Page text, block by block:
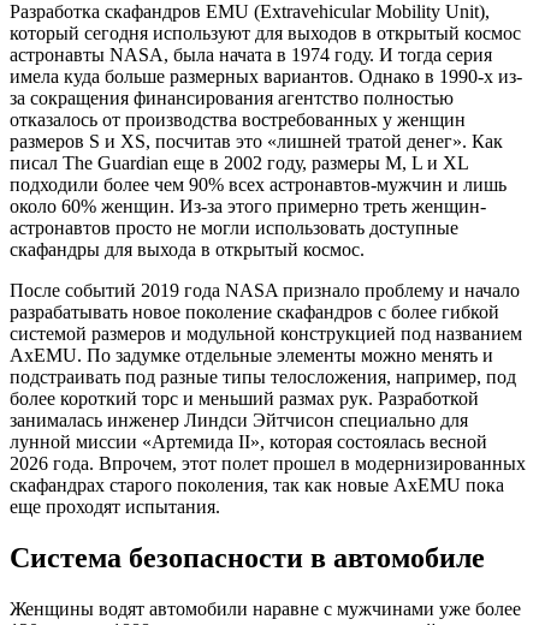
Разработка скафандров EMU (Extravehicular Mobility Unit),
который сегодня используют для выходов в открытый космос
астронавты NASA, была начата в 1974 году. И тогда серия
имела куда больше размерных вариантов. Однако в 1990-х из-
за сокращения финансирования агентство полностью
отказалось от производства востребованных у женщин
размеров S и XS, посчитав это «лишней тратой денег». Как
писал The Guardian еще в 2002 году, размеры М, L и XL
подходили более чем 90% всех астронавтов-мужчин и лишь
около 60% женщин. Из-за этого примерно треть женщин-
астронавтов просто не могли использовать доступные
скафандры для выхода в открытый космос.
После событий 2019 года NASA признало проблему и начало
разрабатывать новое поколение скафандров с более гибкой
системой размеров и модульной конструкцией под названием
AxEMU. По задумке отдельные элементы можно менять и
подстраивать под разные типы телосложения, например, под
более короткий торс и меньший размах рук. Разработкой
занималась инженер Линдси Эйтчисон специально для
лунной миссии «Артемида II», которая состоялась весной
2026 года. Впрочем, этот полет прошел в модернизированных
скафандрах старого поколения, так как новые AxEMU пока
еще проходят испытания.
Система безопасности в автомобиле
Женщины водят автомобили наравне с мужчинами уже более